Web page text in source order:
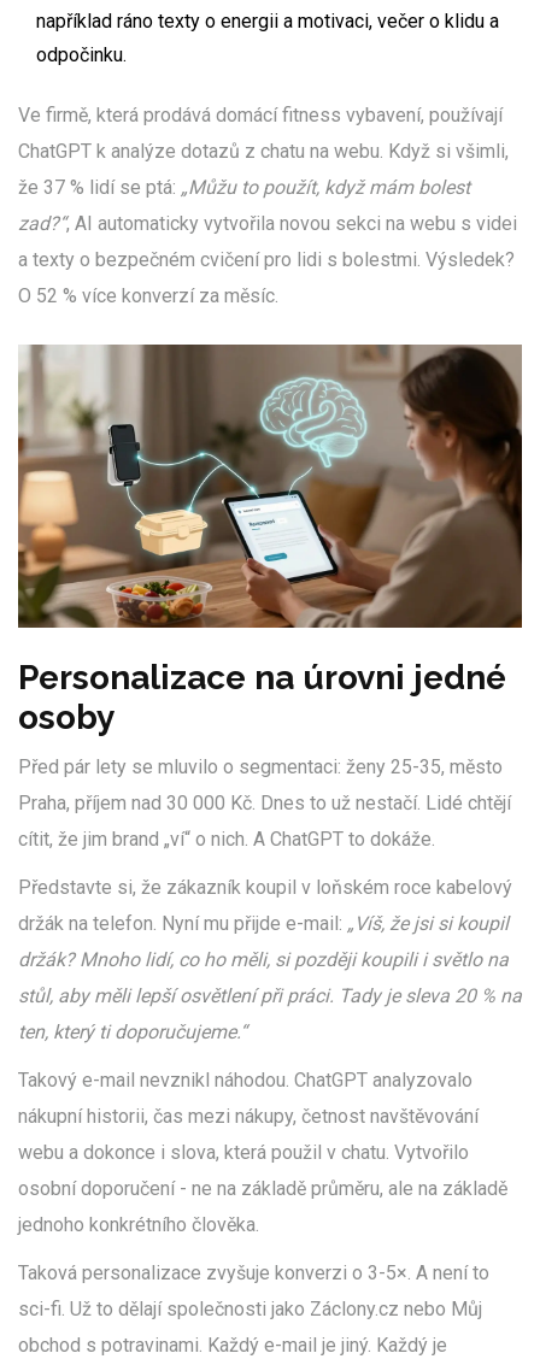
například ráno texty o energii a motivaci, večer o klidu a
odpočinku.
Ve firmě, která prodává domácí fitness vybavení, používají
ChatGPT k analýze dotazů z chatu na webu. Když si všimli,
že 37 % lidí se ptá: „Můžu to použít, když mám bolest
zad?“, AI automaticky vytvořila novou sekci na webu s videi
a texty o bezpečném cvičení pro lidi s bolestmi. Výsledek?
O 52 % více konverzí za měsíc.
Personalizace na úrovni jedné
osoby
Před pár lety se mluvilo o segmentaci: ženy 25-35, město
Praha, příjem nad 30 000 Kč. Dnes to už nestačí. Lidé chtějí
cítit, že jim brand „ví“ o nich. A ChatGPT to dokáže.
Představte si, že zákazník koupil v loňském roce kabelový
držák na telefon. Nyní mu přijde e-mail: „Víš, že jsi si koupil
držák? Mnoho lidí, co ho měli, si později koupili i světlo na
stůl, aby měli lepší osvětlení při práci. Tady je sleva 20 % na
ten, který ti doporučujeme.“
Takový e-mail nevznikl náhodou. ChatGPT analyzovalo
nákupní historii, čas mezi nákupy, četnost navštěvování
webu a dokonce i slova, která použil v chatu. Vytvořilo
osobní doporučení - ne na základě průměru, ale na základě
jednoho konkrétního člověka.
Taková personalizace zvyšuje konverzi o 3-5×. A není to
sci-fi. Už to dělají společnosti jako Záclony.cz nebo Můj
obchod s potravinami. Každý e-mail je jiný. Každý je